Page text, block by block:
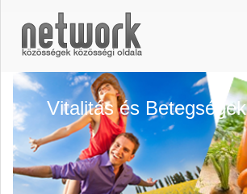
Vitalitás és Betegségek